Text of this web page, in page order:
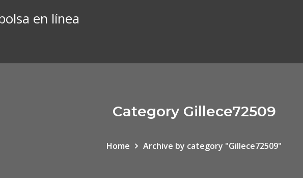
en línea
Category Gillece72509
Home Archive by category "Gillece72509"